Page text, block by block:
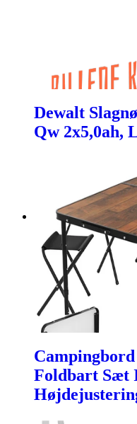
Dewalt
Qw 2x5,0ah,
Foldbart Sæt